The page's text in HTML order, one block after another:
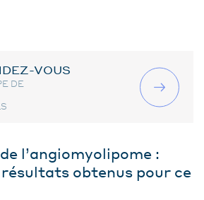
VOUS
DE
l’angiomyolipome :
obtenus pour ce